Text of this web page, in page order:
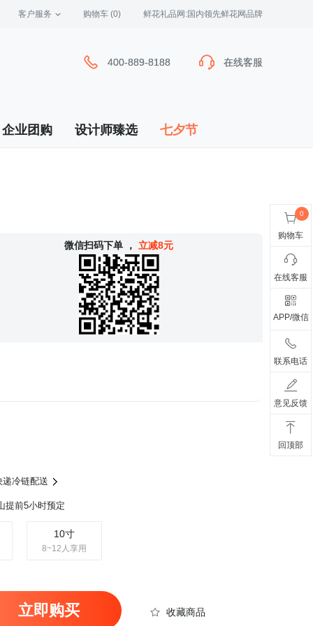
客户服务 购物车 (0) 鲜花礼品网:国内领先鲜花网品牌
400-889-8188 在线客服
400-889-8188 在线客服
企业团购 设计师臻选 七夕节
微信扫码下单 ， 立减8元
冷链配送
提前5小时预定
10寸
8~12人享用
立即购买 收藏商品
购物车
在线客服
APP/微信
联系电话
意见反馈
回顶部